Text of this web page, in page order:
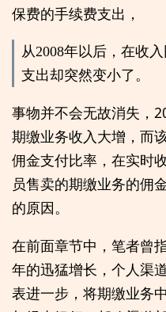
保费的手续费支出，
从2008年以后，在收
支出却突然变小了。
事物并不会无故消失，
期缴业务收入大增，而
佣金支付比率，在实时
员售卖的期缴业务的佣
的原因。
在前面章节中，笔者曾
年的迅猛增长，个人渠
表进一步，将期缴业务